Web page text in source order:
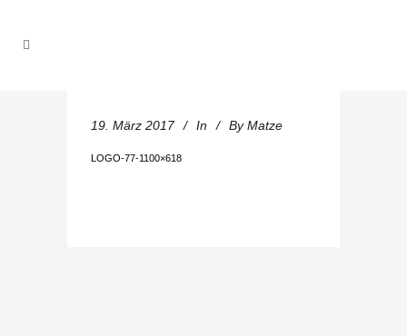
19. März 2017 In By Matze
LOGO-77-1100×618